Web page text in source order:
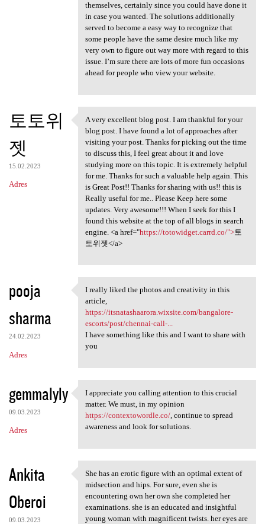
themselves, certainly since you could have done it
in case you wanted. The solutions additionally
served to become a easy way to recognize that
some people have the same desire much like my
very own to figure out way more with regard to this
issue. I’m sure there are lots of more fun occasions
ahead for people who view your website.
토토위
젯
15.02.2023
Adres
A very excellent blog post. I
A very excellent blog post. I am thankful for your
blog post. I have found a lot of approaches after
visiting your post. Thanks for picking out the time
to discuss this, I feel great about it and love
studying more on this topic. It is extremely helpful
for me. Thanks for such a valuable help again. This
is Great Post!! Thanks for sharing with us!! this is
Really useful for me.. Please Keep here some
updates. Very awesome!!! When I seek for this I
found this website at the top of all blogs in search
engine. <a href="https://totowidget.carrd.co/">토
토위젯</a>
pooja
sharma
24.02.2023
Adres
I really liked the photos and
I really liked the photos and creativity in this
article,
https://itsnatashaarora.wixsite.com/bangalore-
escorts/post/chennai-call-...
I have something like this and I want to share with
you
gemmalyly
09.03.2023
Adres
I appreciate you calling
I appreciate you calling attention to this crucial
matter. We must, in my opinion
https://contextowordle.co/, continue to spread
awareness and look for solutions.
Ankita
Oberoi
09.03.2023
She has an erotic figure with
She has an erotic figure with an optimal extent of
midsection and hips. For sure, even she is
encountering own her own she completed her
examinations. she is an educated and insightful
young woman with magnificent twists. her eyes are